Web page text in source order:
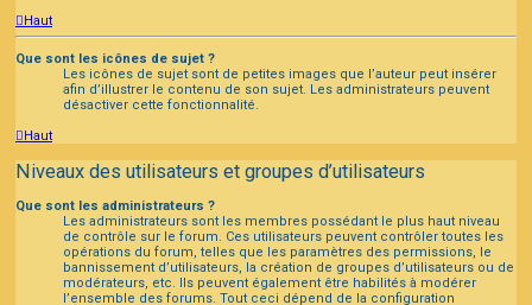
Haut
Que sont les icônes de sujet ?
Les icônes de sujet sont de petites images que l’auteur peut insérer
afin d’illustrer le contenu de son sujet. Les administrateurs peuvent
désactiver cette fonctionnalité.
Haut
Niveaux des utilisateurs et groupes d’utilisateurs
Que sont les administrateurs ?
Les administrateurs sont les membres possédant le plus haut niveau
de contrôle sur le forum. Ces utilisateurs peuvent contrôler toutes les
opérations du forum, telles que les paramètres des permissions, le
bannissement d’utilisateurs, la création de groupes d’utilisateurs ou de
modérateurs, etc. Ils peuvent également être habilités à modérer
l’ensemble des forums. Tout ceci dépend de la configuration